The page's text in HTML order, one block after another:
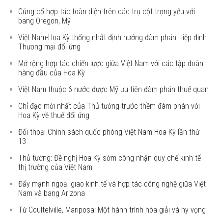
Củng cố hợp tác toàn diện trên các trụ cột trọng yếu với
bang Oregon, Mỹ
Việt Nam-Hoa Kỳ thống nhất định hướng đàm phán Hiệp định
Thương mại đối ứng
Mở rộng hợp tác chiến lược giữa Việt Nam với các tập đoàn
hàng đầu của Hoa Kỳ
Việt Nam thuộc 6 nước được Mỹ ưu tiên đàm phán thuế quan
Chỉ đạo mới nhất của Thủ tướng trước thềm đàm phán với
Hoa Kỳ về thuế đối ứng
Đối thoại Chính sách quốc phòng Việt Nam-Hoa Kỳ lần thứ
13
Thủ tướng: Đề nghị Hoa Kỳ sớm công nhận quy chế kinh tế
thị trường của Việt Nam
Đẩy mạnh ngoại giao kinh tế và hợp tác công nghệ giữa Việt
Nam và bang Arizona
Từ Coultelville, Mariposa: Một hành trình hòa giải và hy vọng